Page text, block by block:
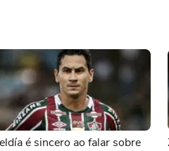
é sincero ao falar sobre